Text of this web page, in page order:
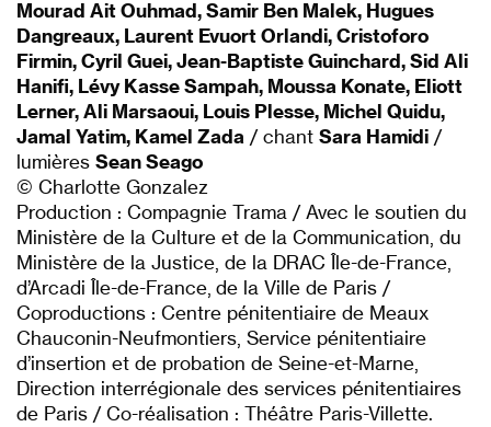
Mourad Ait Ouhmad, Samir Ben Malek, Hugues
Dangreaux, Laurent Evuort Orlandi, Cristoforo
Firmin, Cyril Guei, Jean-Baptiste Guinchard, Sid Ali
Hanifi, Lévy Kasse Sampah, Moussa Konate, Eliott
Lerner, Ali Marsaoui, Louis Plesse, Michel Quidu,
Jamal Yatim, Kamel Zada / chant Sara Hamidi /
lumières Sean Seago
© Charlotte Gonzalez
Production : Compagnie Trama / Avec le soutien du
Ministère de la Culture et de la Communication, du
Ministère de la Justice, de la DRAC Île-de-France,
d’Arcadi Île-de-France, de la Ville de Paris /
Coproductions : Centre pénitentiaire de Meaux
Chauconin-Neufmontiers, Service pénitentiaire
d’insertion et de probation de Seine-et-Marne,
Direction interrégionale des services pénitentiaires
de Paris / Co-réalisation : Théâtre Paris-Villette.